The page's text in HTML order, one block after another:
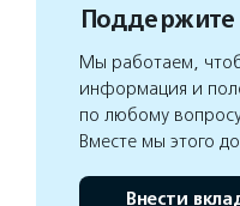
Мы работаем,
информация и
по любому
Вместе мы этого
Внести